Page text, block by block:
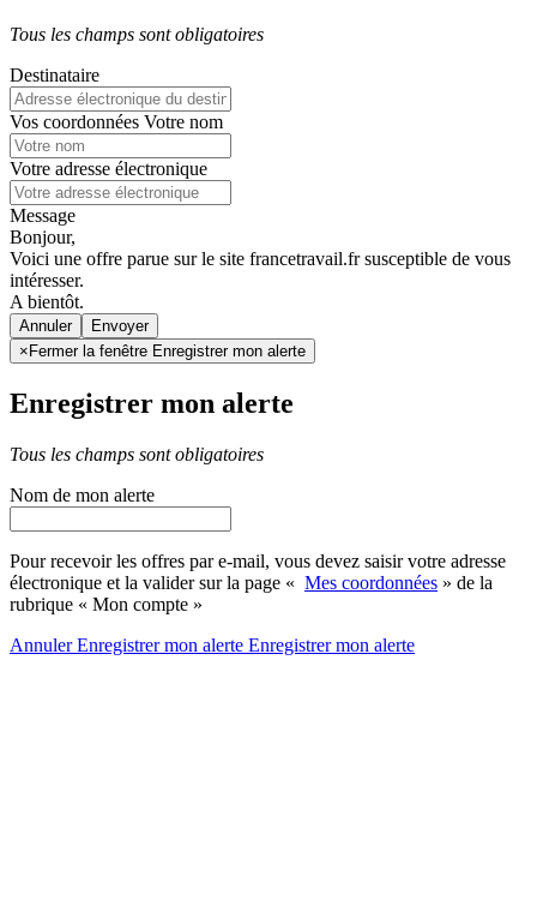
Tous les champs sont obligatoires
Destinataire
Vos coordonnées Votre nom
Votre adresse électronique
Message
Bonjour,
Voici une offre parue sur le site francetravail.fr susceptible de vous
intéresser.
A bientôt.
Annuler
× Fermer la fenêtre Enregistrer mon alerte
Enregistrer mon alerte
Tous les champs sont obligatoires
Nom de mon alerte
Pour recevoir les offres par e-mail, vous devez saisir votre adresse
électronique et la valider sur la page « Mes coordonnées » de la
rubrique « Mon compte »
AnnulerEnregistrer mon alerte Enregistrermon alerte